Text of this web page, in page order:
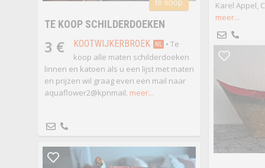
Karel Appel,
meer...
TE KOOP SCHILDERDOEKEN
3 € KOOTWIJKERBROEK NL • Te
koop alle maten schilderdoeken
linnen en katoen als u een lijst met maten
en prijzen wil graag even een mail naar
aquaflower2@kpnmail. meer...